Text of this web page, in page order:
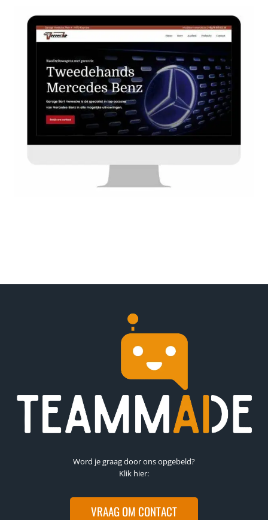
Word je graag door ons opgebeld?
Klik hier:
VRAAG OM CONTACT